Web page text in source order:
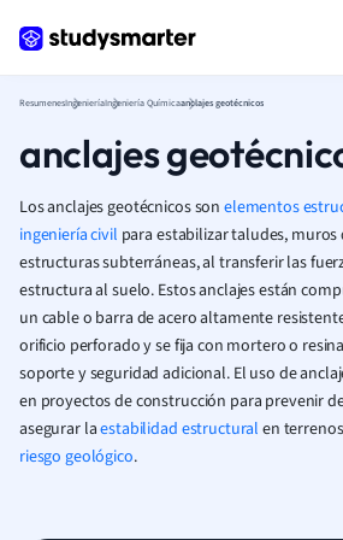
ResumenesIngenieríaIngeniería Químicaanclajes geotécnicos
anclajes
Los anclajes geotécnicos son elementos
ingeniería civil para estabilizar taludes,
estructuras subterráneas, al transferir las
estructura al suelo. Estos anclajes están
un cable o barra de acero altamente
orificio perforado y se fija con mortero o
soporte y seguridad adicional. El uso de
en proyectos de construcción para prevenir
asegurar laestabilidad estructural en
riesgo geológico.